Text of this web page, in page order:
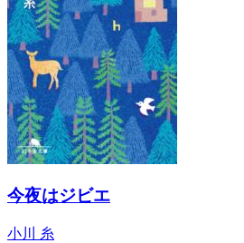
今夜はジビエ
小川 糸